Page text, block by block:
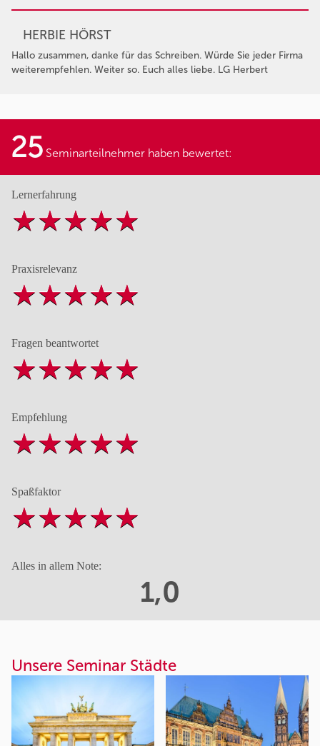
HERBIE HÖRST
Hallo zusammen, danke für das Schreiben. Würde Sie jeder Firma
weiterempfehlen. Weiter so. Euch alles liebe. LG Herbert
25 Seminarteilnehmer haben bewertet:
Lernerfahrung
Praxisrelevanz
Fragen beantwortet
Empfehlung
Spaßfaktor
Alles in allem Note:
1,0
Unsere Seminar Städte